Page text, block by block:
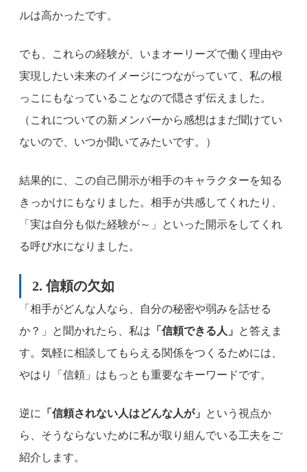
ルは高かったです。
でも、これらの経験が、いまオーリーズで働く理由や
実現したい未来のイメージにつながっていて、私の根
っこにもなっていることなので隠さず伝えました。
（これについての新メンバーから感想はまだ聞けてい
ないので、いつか聞いてみたいです。）
結果的に、この自己開示が相手のキャラクターを知る
きっかけにもなりました。相手が共感してくれたり、
「実は自分も似た経験が～」といった開示をしてくれ
る呼び水になりました。
2. 信頼の欠如
「相手がどんな人なら、自分の秘密や弱みを話せる
か？」と聞かれたら、私は 「信頼できる人」
と答えま
す。気軽に相談してもらえる関係をつくるためには、
やはり「信頼」はもっとも重要なキーワードです。
逆に 「信頼されない人はどんな人が」
という視点か
ら、そうならないために私が取り組んでいる工夫をご
紹介します。